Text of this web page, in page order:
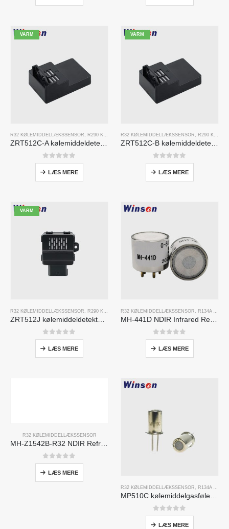
VARM
R32 KØLEMIDDELLÆKSSENSOR , R290 KØLEMIDDELLÆKSSENSOR ,R454B
ZRT512C-A kølemiddeldetekteringsmodul | NDIR gassensor til R32, R454B, R290 | Bred spænding strømforsyning
0ud af 5
LÆS MERE
VARM
R32 KØLEMIDDELLÆKSSENSOR , R290 KØLEMIDDELLÆKSSENSOR
ZRT512C-B kølemiddeldetekteringsmodul | Lav spænding NDIR gassensor til R32, R454B, R290
0ud af 5
LÆS MERE
VARM
R32 KØLEMIDDELLÆKSSENSOR , R290 KØLEMIDDELLÆKSSENSOR ,R454B
ZRT512J kølemiddeldetekteringsmodul | NDIR gassensor til R32, R454B, R290 | RS485 Kommunikation
0ud af 5
LÆS MERE
R32 KØLEMIDDELLÆKSSENSOR , R134A KØLEMIDDELLÆKSSENSOR
MH-441D NDIR Infrared Refrigerant Sensor | High Sensitivity | HVAC & Industrial Safety | Long Lifespan
0ud af 5
LÆS MERE
R32 KØLEMIDDELLÆKSSENSOR
0ud af 5
LÆS MERE
R32 KØLEMIDDELLÆKSSENSOR R134A KØLEMIDDELLÆKSSENSOR
0ud af 5
LÆS MERE